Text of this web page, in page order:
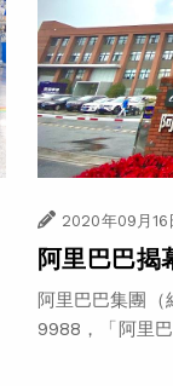
2020年09月16
阿里巴巴揭
阿里巴巴集團（
9988，「阿里